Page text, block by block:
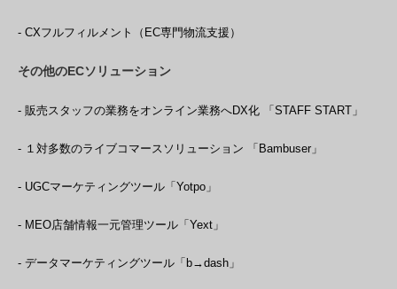
- CXフルフィルメント（EC専門物流支援）
その他のECソリューション
- 販売スタッフの業務をオンライン業務へDX化 「STAFF START」
- １対多数のライブコマースソリューション 「Bambuser」
- UGCマーケティングツール「Yotpo」
- MEO店舗情報一元管理ツール「Yext」
- データマーケティングツール「b→dash」